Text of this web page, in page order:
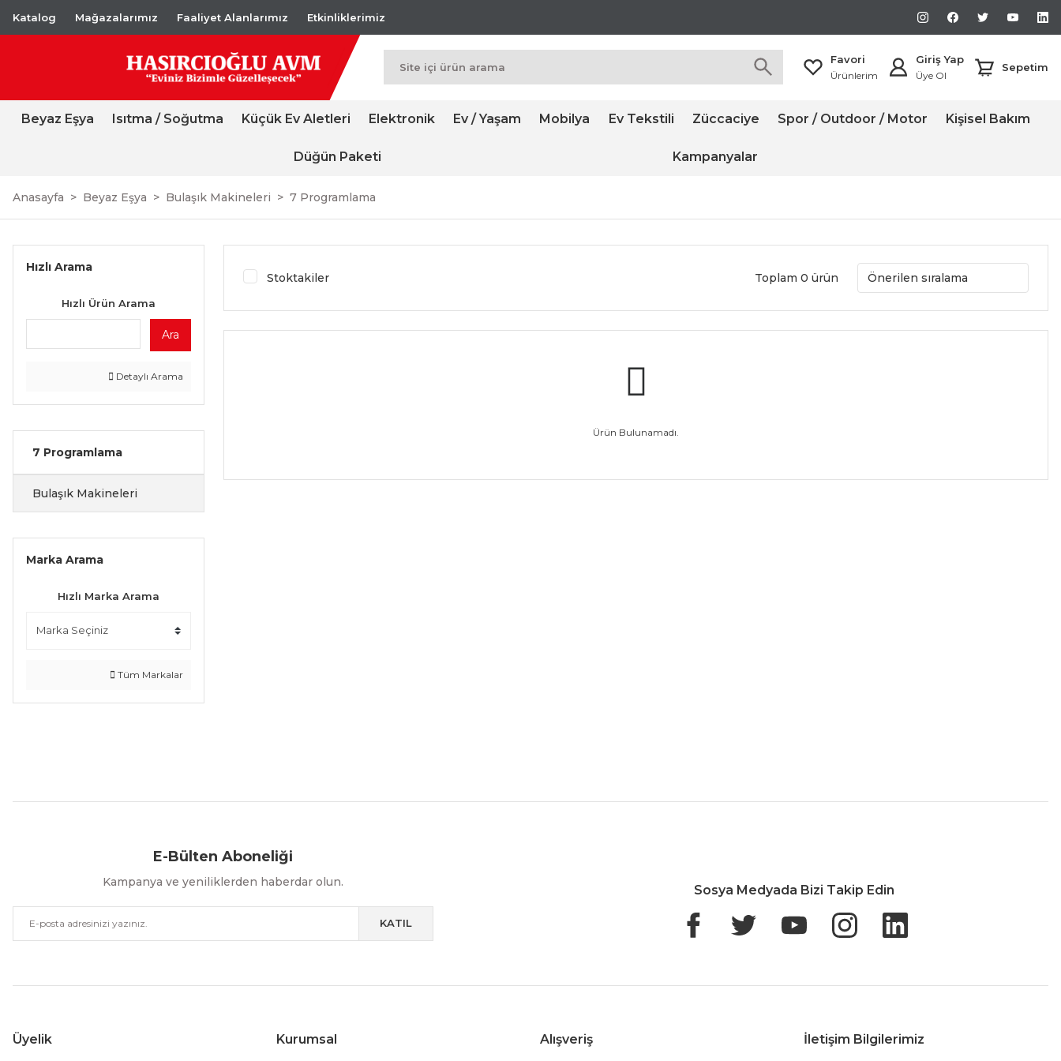
Katalog Mağazalarımız Faaliyet Alanlarımız Etkinliklerimiz
Favori
Ürünlerim
Giriş Yap
Üye Ol
Sepetim
Beyaz Eşya Isıtma / Soğutma Küçük Ev Aletleri Elektronik Ev / Yaşam Mobilya Ev Tekstili Züccaciye Spor / Outdoor / Motor Kişisel Bakım
Düğün Paketi Kampanyalar
Anasayfa Beyaz Eşya Bulaşık Makineleri 7 Programlama
Hızlı Arama
Hızlı Ürün Arama
Ara
Detaylı Arama
7 Programlama
Bulaşık Makineleri
Marka Arama
Hızlı Marka Arama
Tüm Markalar
Stoktakiler Toplam 0 ürün
Ürün Bulunamadı.
E-Bülten Aboneliği
Kampanya ve yeniliklerden haberdar olun.
KATIL
Sosya Medyada Bizi Takip Edin
Üyelik Kurumsal Alışveriş İletişim Bilgilerimiz